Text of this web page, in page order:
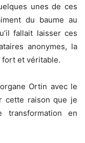
unes de ces
du baume au
fallait laisser ces
anonymes, la
fort et véritable.
Ortin avec le
cette raison que je
transformation en